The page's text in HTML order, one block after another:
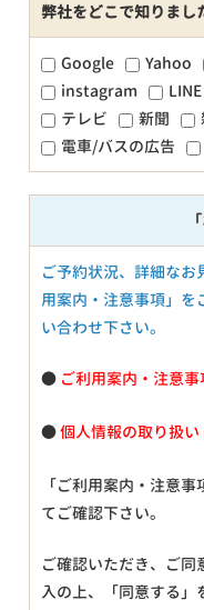
弊社をどこで知りま
Google Yahoo
instagram
LINE
テレビ
新聞
電車/バスの広告
ご予約状況、詳細な
用案内・注意事項」を
い合わせ下さい。
● ご利用案内・注意事
●個人情報の取り扱い
「ご利用案内・注意
てご確認下さい。
ご確認いただき、ご
入の上、「同意する」